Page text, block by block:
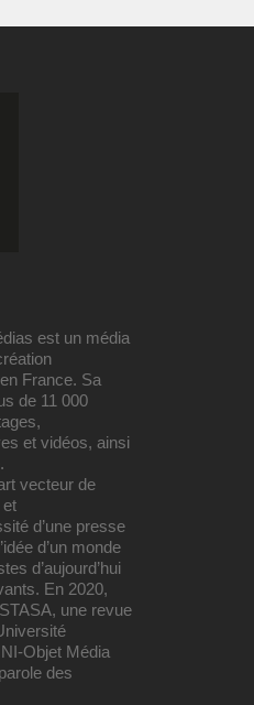
est un média
France. Sa
de 11 000
et vidéos, ainsi
vecteur de
et
d’une presse
d’un monde
d’aujourd’hui
En 2020,
une revue
Objet Média
des